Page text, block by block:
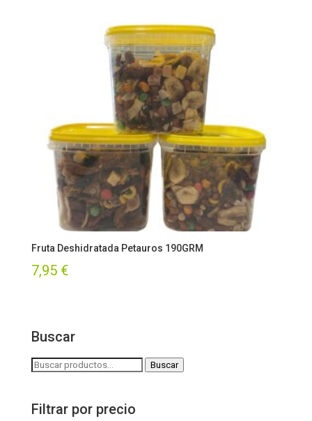
Fruta Deshidratada Petauros 190GRM
7,95 €
Buscar
Buscar
Buscar
Filtrar por precio